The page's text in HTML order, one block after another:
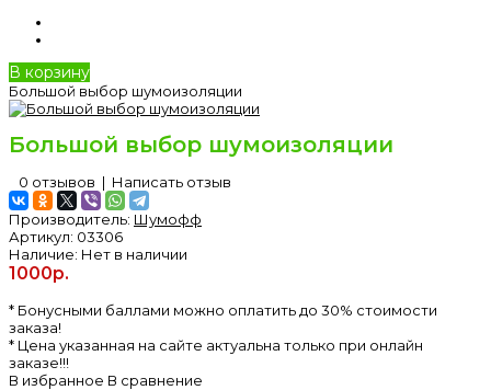
В корзину
Большой выбор шумоизоляции
Большой выбор шумоизоляции
0 отзывов | Написать отзыв
Производитель: Шумофф
Артикул: 03306
Наличие: Нет в наличии
1000р.
* Бонусными баллами можно оплатить до 30% стоимости
заказа!
* Цена указанная на сайте актуальна только при онлайн
заказе!!!
В избранное В сравнение